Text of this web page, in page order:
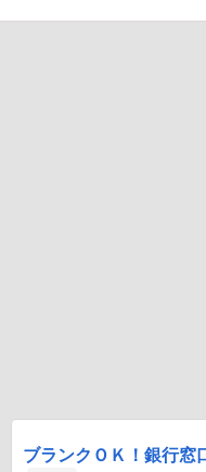
ブランクＯＫ！銀行窓